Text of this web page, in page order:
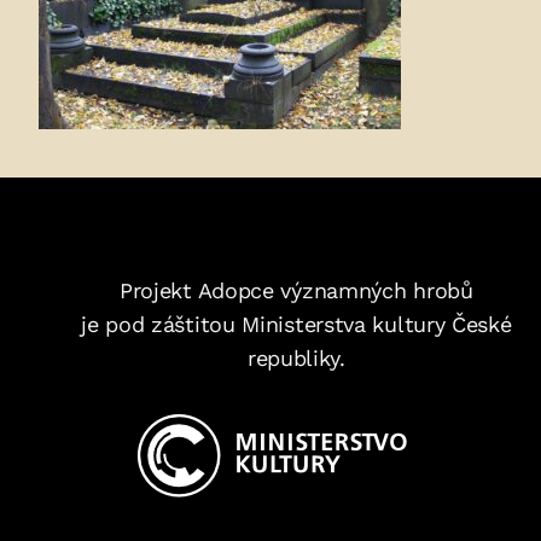
Projekt Adopce významných hrobů
je pod záštitou Ministerstva kultury České
republiky.